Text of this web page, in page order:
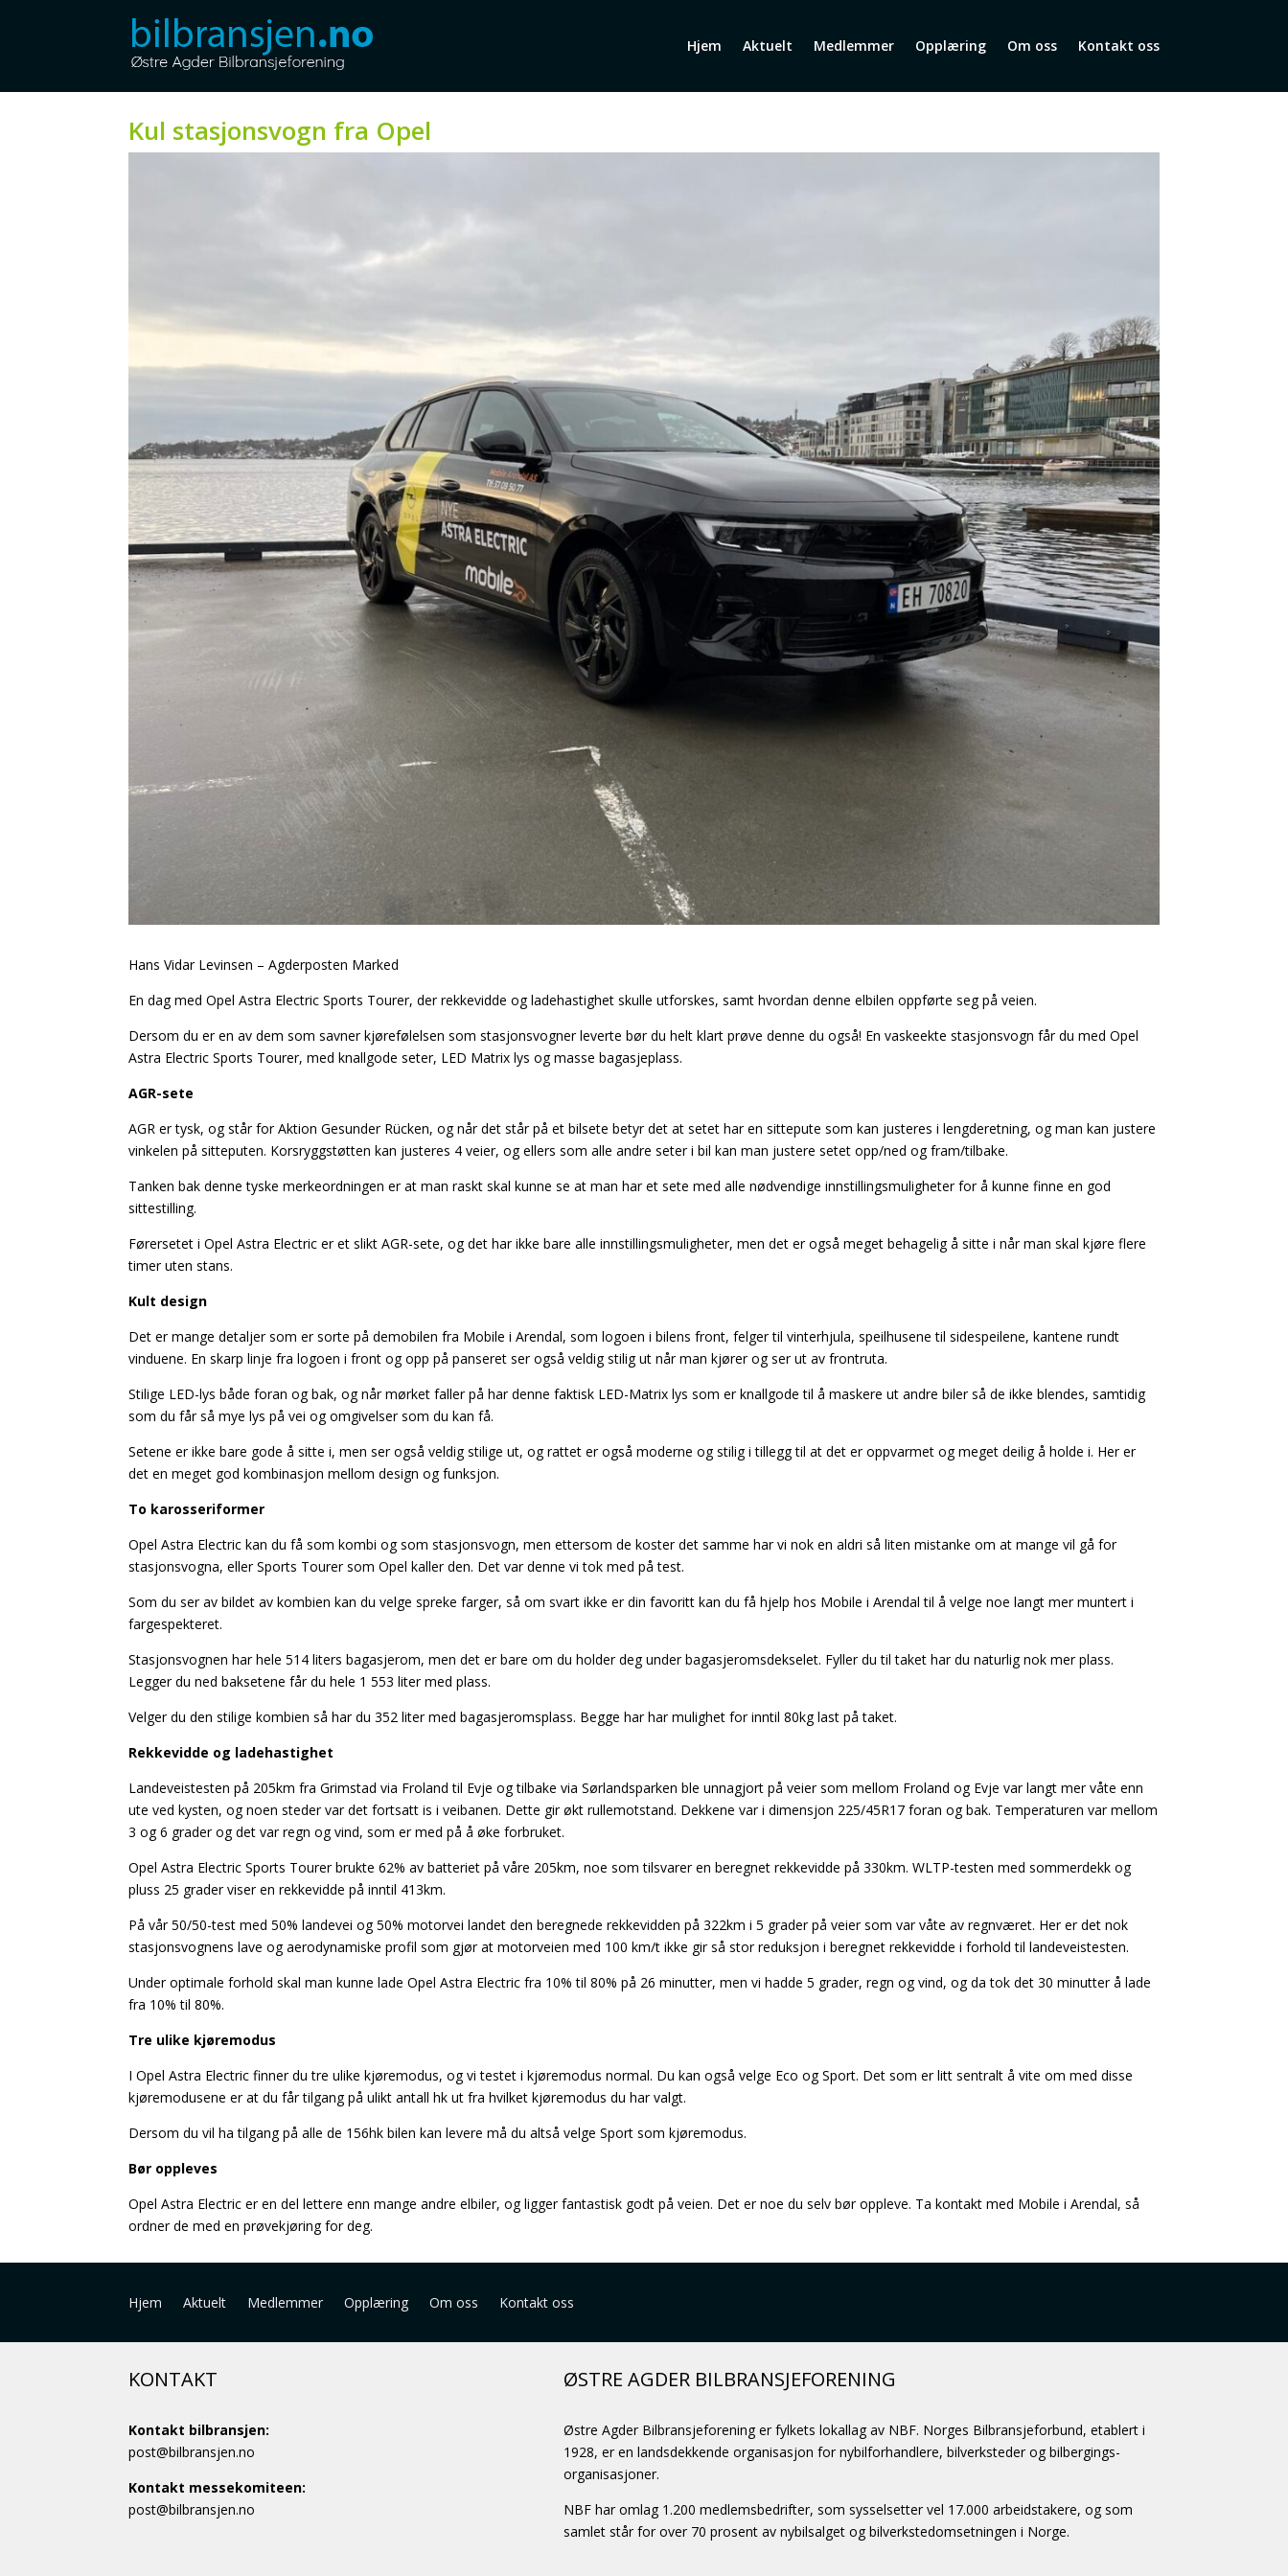
Hjem Aktuelt Medlemmer Opplæring Om oss Kontakt oss
Kul stasjonsvogn fra Opel
Hans Vidar Levinsen – Agderposten Marked
En dag med Opel Astra Electric Sports Tourer, der rekkevidde og ladehastighet skulle utforskes, samt hvordan denne elbilen oppførte seg på veien.
Dersom du er en av dem som savner kjørefølelsen som stasjonsvogner leverte bør du helt klart prøve denne du også! En vaskeekte stasjonsvogn får du med Opel
Astra Electric Sports Tourer, med knallgode seter, LED Matrix lys og masse bagasjeplass.
AGR-sete
AGR er tysk, og står for Aktion Gesunder Rücken, og når det står på et bilsete betyr det at setet har en sittepute som kan justeres i lengderetning, og man kan justere
vinkelen på sitteputen. Korsryggstøtten kan justeres 4 veier, og ellers som alle andre seter i bil kan man justere setet opp/ned og fram/tilbake.
Tanken bak denne tyske merkeordningen er at man raskt skal kunne se at man har et sete med alle nødvendige innstillingsmuligheter for å kunne finne en god
sittestilling.
Førersetet i Opel Astra Electric er et slikt AGR-sete, og det har ikke bare alle innstillingsmuligheter, men det er også meget behagelig å sitte i når man skal kjøre flere
timer uten stans.
Kult design
Det er mange detaljer som er sorte på demobilen fra Mobile i Arendal, som logoen i bilens front, felger til vinterhjula, speilhusene til sidespeilene, kantene rundt
vinduene. En skarp linje fra logoen i front og opp på panseret ser også veldig stilig ut når man kjører og ser ut av frontruta.
Stilige LED-lys både foran og bak, og når mørket faller på har denne faktisk LED-Matrix lys som er knallgode til å maskere ut andre biler så de ikke blendes, samtidig
som du får så mye lys på vei og omgivelser som du kan få.
Setene er ikke bare gode å sitte i, men ser også veldig stilige ut, og rattet er også moderne og stilig i tillegg til at det er oppvarmet og meget deilig å holde i. Her er
det en meget god kombinasjon mellom design og funksjon.
To karosseriformer
Opel Astra Electric kan du få som kombi og som stasjonsvogn, men ettersom de koster det samme har vi nok en aldri så liten mistanke om at mange vil gå for
stasjonsvogna, eller Sports Tourer som Opel kaller den. Det var denne vi tok med på test.
Som du ser av bildet av kombien kan du velge spreke farger, så om svart ikke er din favoritt kan du få hjelp hos Mobile i Arendal til å velge noe langt mer muntert i
fargespekteret.
Stasjonsvognen har hele 514 liters bagasjerom, men det er bare om du holder deg under bagasjeromsdekselet. Fyller du til taket har du naturlig nok mer plass.
Legger du ned baksetene får du hele 1 553 liter med plass.
Velger du den stilige kombien så har du 352 liter med bagasjeromsplass. Begge har har mulighet for inntil 80kg last på taket.
Rekkevidde og ladehastighet
Landeveistesten på 205km fra Grimstad via Froland til Evje og tilbake via Sørlandsparken ble unnagjort på veier som mellom Froland og Evje var langt mer våte enn
ute ved kysten, og noen steder var det fortsatt is i veibanen. Dette gir økt rullemotstand. Dekkene var i dimensjon 225/45R17 foran og bak. Temperaturen var mellom
3 og 6 grader og det var regn og vind, som er med på å øke forbruket.
Opel Astra Electric Sports Tourer brukte 62% av batteriet på våre 205km, noe som tilsvarer en beregnet rekkevidde på 330km. WLTP-testen med sommerdekk og
pluss 25 grader viser en rekkevidde på inntil 413km.
På vår 50/50-test med 50% landevei og 50% motorvei landet den beregnede rekkevidden på 322km i 5 grader på veier som var våte av regnværet. Her er det nok
stasjonsvognens lave og aerodynamiske profil som gjør at motorveien med 100 km/t ikke gir så stor reduksjon i beregnet rekkevidde i forhold til landeveistesten.
Under optimale forhold skal man kunne lade Opel Astra Electric fra 10% til 80% på 26 minutter, men vi hadde 5 grader, regn og vind, og da tok det 30 minutter å lade
fra 10% til 80%.
Tre ulike kjøremodus
I Opel Astra Electric finner du tre ulike kjøremodus, og vi testet i kjøremodus normal. Du kan også velge Eco og Sport. Det som er litt sentralt å vite om med disse
kjøremodusene er at du får tilgang på ulikt antall hk ut fra hvilket kjøremodus du har valgt.
Dersom du vil ha tilgang på alle de 156hk bilen kan levere må du altså velge Sport som kjøremodus.
Bør oppleves
Opel Astra Electric er en del lettere enn mange andre elbiler, og ligger fantastisk godt på veien. Det er noe du selv bør oppleve. Ta kontakt med Mobile i Arendal, så
ordner de med en prøvekjøring for deg.
Hjem Aktuelt Medlemmer Opplæring Om oss Kontakt oss
KONTAKT
Kontakt bilbransjen:
post@bilbransjen.no
Kontakt messekomiteen:
post@bilbransjen.no
ØSTRE AGDER BILBRANSJEFORENING
Østre Agder Bilbransjeforening er fylkets lokallag av NBF. Norges Bilbransjeforbund, etablert i
1928, er en landsdekkende organisasjon for nybilforhandlere, bilverksteder og bilbergings-
organisasjoner.
NBF har omlag 1.200 medlemsbedrifter, som sysselsetter vel 17.000 arbeidstakere, og som
samlet står for over 70 prosent av nybilsalget og bilverkstedomsetningen i Norge.